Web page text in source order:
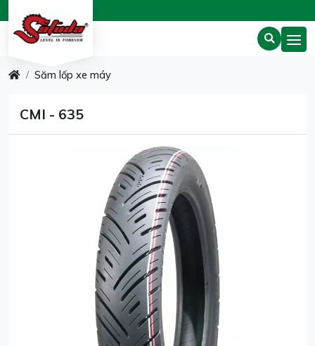
Săm lốp xe máy
CMI - 635